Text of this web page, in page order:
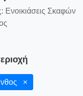
Ενοικιάσεις Σκαφών
×